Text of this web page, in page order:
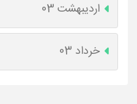
اردیبهشت 03
خرداد 03